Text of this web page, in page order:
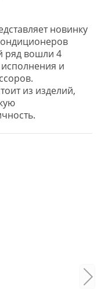
новинку
ряд вошли 4
и
из изделий,